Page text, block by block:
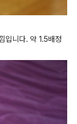
입니다. 약 1.5배정